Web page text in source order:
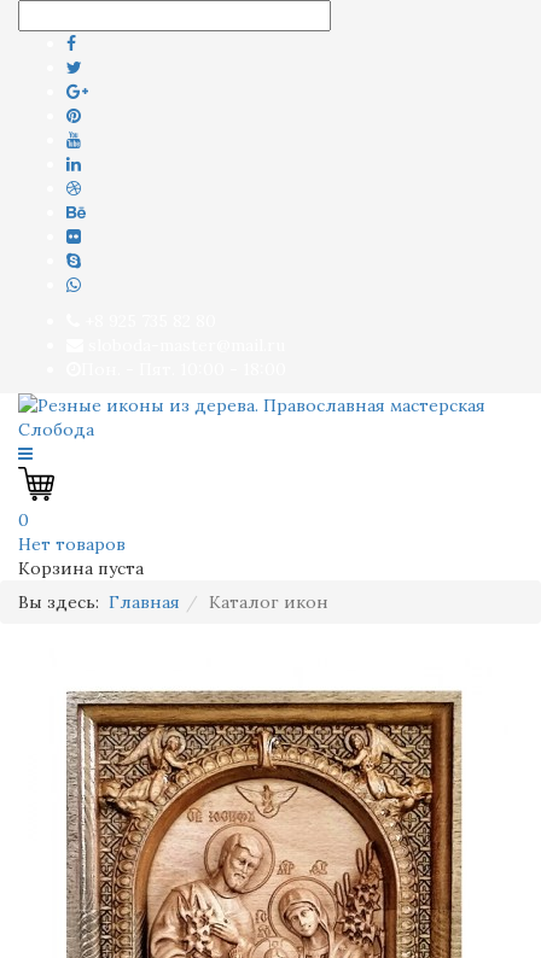
0
Нет товаров
Корзина пуста
Вы здесь: Главная Каталог икон